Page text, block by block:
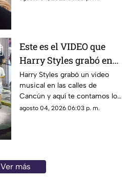
Este es el VIDEO que
Harry Styles grabó en
Cancún: ¿En qué zonas
de Quintana Roo filmó
el cantante el videoclip
de ‘Lights Up’?
Harry Styles grabó un video
musical en las calles de
Cancún y aquí te contamos los
detalles de la grabación, así
agosto 04, 2026 06:03 p. m.
Ver más